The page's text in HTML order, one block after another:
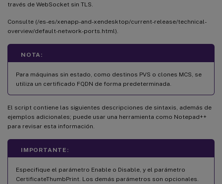
través de WebSocket sin TLS.
Consulte (/es-es/xenapp-and-xendesktop/current-release/technical-
overview/default-network-ports.html).
NOTA:
Para máquinas sin estado, como destinos PVS o clones MCS, se
utiliza un certificado FQDN de forma predeterminada.
El script contiene las siguientes descripciones de sintaxis, además de
ejemplos adicionales; puede usar una herramienta como Notepad++
para revisar esta información.
IMPORTANTE:
Especifique el parámetro Enable o Disable, y el parámetro
CertificateThumbPrint. Los demás parámetros son opcionales.